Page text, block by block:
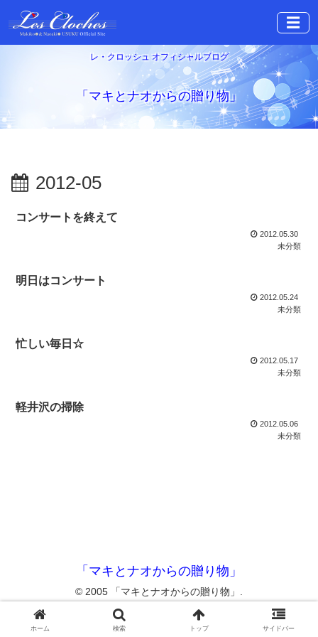
☰
レ・クロッシュ オフィシャルブログ
「マキとナオからの贈り物」
2012-05
コンサートを終えて
2012.05.30
未分類
明日はコンサート
2012.05.24
未分類
忙しい毎日☆
2012.05.17
未分類
軽井沢の掃除
2012.05.06
未分類
「マキとナオからの贈り物」
© 2005 「マキとナオからの贈り物」.
ホーム 検索 トップ サイドバー